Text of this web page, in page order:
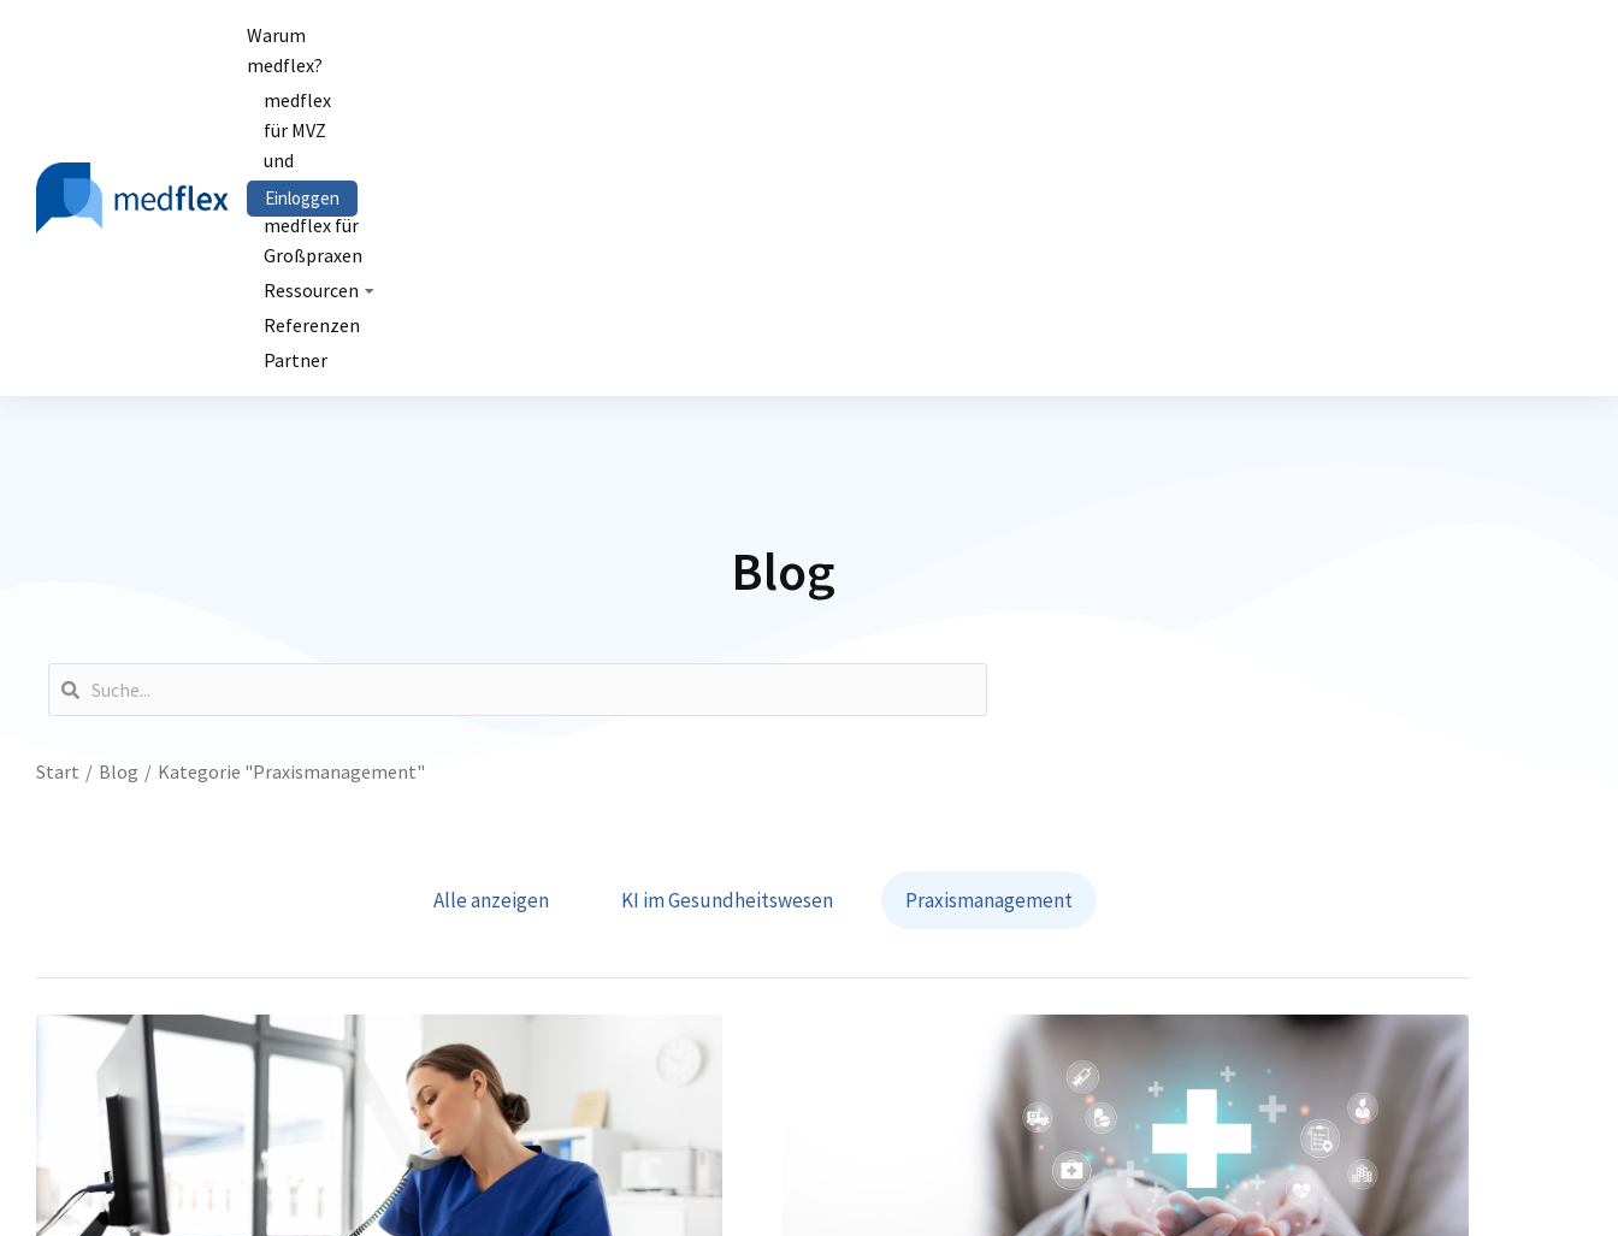
Warum
medflex?
medflex
für MVZ
und
Kliniken
medflex für
Großpraxen
Ressourcen
Referenzen
Partner
Einloggen
Blog
Sie befinden sich hier:
Start Blog Kategorie "Praxismanagement"
Alle anzeigen KI im Gesundheitswesen Praxismanagement